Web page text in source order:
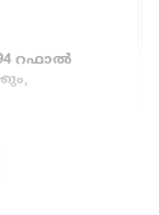
റഫാൽ
കയ്യേറ്റം